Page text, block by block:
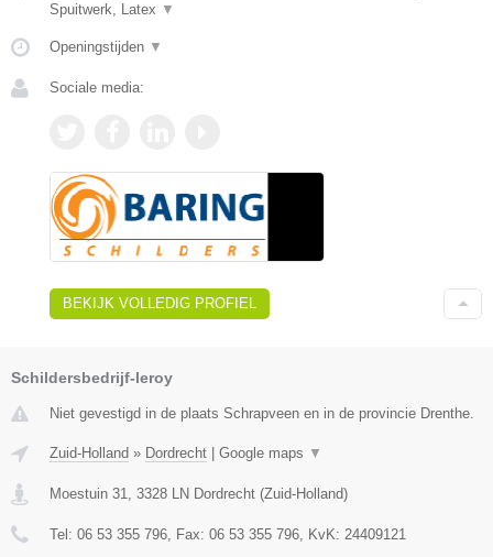
Spuitwerk, Latex ▼
Openingstijden ▼
Sociale media:
BEKIJK VOLLEDIG PROFIEL
Schildersbedrijf-leroy
Niet gevestigd in de plaats Schrapveen en in de provincie Drenthe.
Zuid-Holland » Dordrecht | Google maps ▼
Moestuin 31 3328 LN Dordrecht (Zuid-Holland)
Tel: 06 53 355 796 , Fax: 06 53 355 796 , KvK: 24409121